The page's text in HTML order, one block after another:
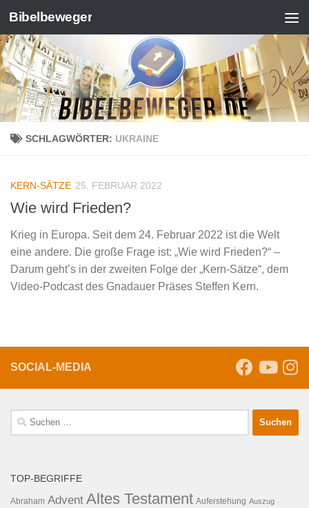
Zum Inhalt springen
Bibelbeweger
SCHLAGWÖRTER: UKRAINE
KERN-SÄTZE 25. FEBRUAR 2022
Wie wird Frieden?
Krieg in Europa. Seit dem 24. Februar 2022 ist die Welt
eine andere. Die große Frage ist: „Wie wird Frieden?“ –
Darum geht’s in der zweiten Folge der „Kern-Sätze“, dem
Video-Podcast des Gnadauer Präses Steffen Kern.
SOCIAL-MEDIA
Suche
nach:
TOP-BEGRIFFE
Abraham Advent Altes Testament Auferstehung Auszug